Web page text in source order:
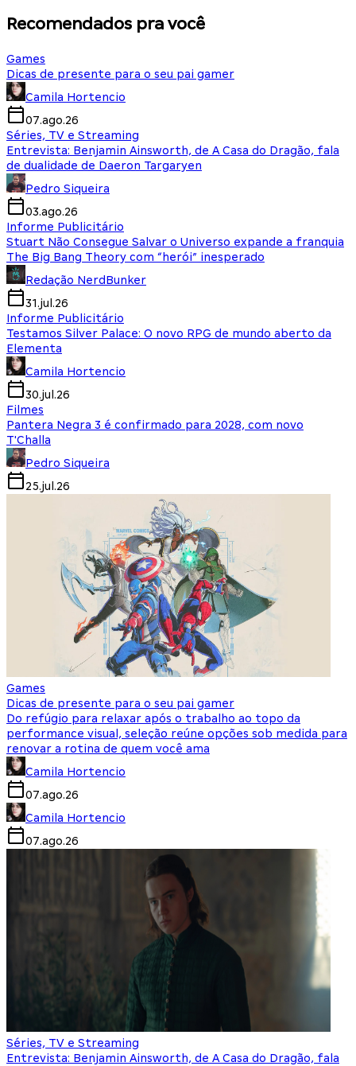
Recomendados pra você
Games
Dicas de presente para o seu pai gamer
Camila Hortencio
07.ago.26
Séries, TV e Streaming
Entrevista: Benjamin Ainsworth, de A Casa do Dragão, fala
de dualidade de Daeron Targaryen
Pedro Siqueira
03.ago.26
Informe Publicitário
Stuart Não Consegue Salvar o Universo expande a franquia
The Big Bang Theory com “herói” inesperado
Redação NerdBunker
31.jul.26
Informe Publicitário
Testamos Silver Palace: O novo RPG de mundo aberto da
Elementa
Camila Hortencio
30.jul.26
Filmes
Pantera Negra 3 é confirmado para 2028, com novo
T'Challa
Pedro Siqueira
25.jul.26
Games
Dicas de presente para o seu pai gamer
Do refúgio para relaxar após o trabalho ao topo da
performance visual, seleção reúne opções sob medida para
renovar a rotina de quem você ama
Camila Hortencio
07.ago.26
Camila Hortencio
07.ago.26
Séries, TV e Streaming
Entrevista: Benjamin Ainsworth, de A Casa do Dragão, fala